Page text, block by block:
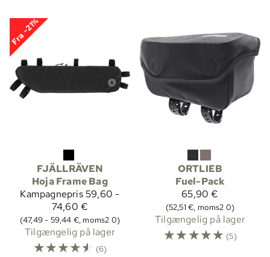
Fra -21%
FJÄLLRÄVEN
Hoja Frame Bag
Kampagnepris59,60 -
74,60 €
(47,49 - 59,44 €, moms2 0)
Tilgængelig på lager
☆☆☆☆☆ (6)
ORTLIEB
Fuel-Pack
65,90 €
(52,51 €, moms2 0)
Tilgængelig på lager
☆☆☆☆☆ (5)